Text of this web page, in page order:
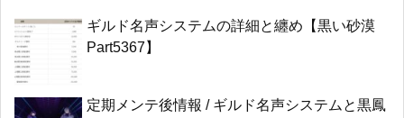
ギルド名声システムの詳細と纏め【黒い砂漠
Part5367】
定期メンテ後情報 / ギルド名声システムと黒鳳